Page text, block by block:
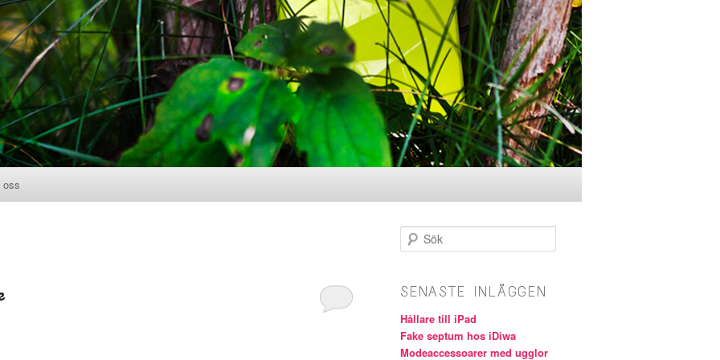
oss
Sök
SENASTE INLÄGGEN
Hållare till iPad
Fake septum hos iDiwa
Modeaccessoarer med ugglor